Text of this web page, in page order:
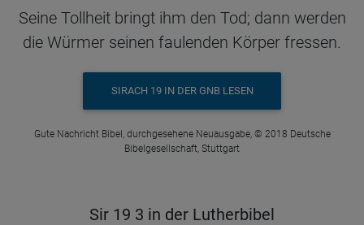
Seine Tollheit bringt ihm den Tod; dann werden
die Würmer seinen faulenden Körper fressen.
SIRACH 19 IN DER GNB LESEN
Gute Nachricht Bibel, durchgesehene Neuausgabe, © 2018 Deutsche
Bibelgesellschaft, Stuttgart
Sir 19 3 in der Lutherbibel